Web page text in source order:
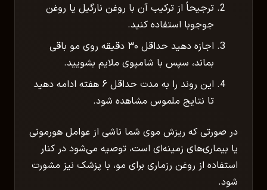
ترجیحاً از ترکیب آن با روغن نارگیل یا روغن
جوجوبا استفاده کنید.
اجازه دهید حداقل ۳۰ دقیقه روی مو باقی
بماند، سپس با شامپوی ملایم بشویید.
این روند را به مدت حداقل ۶ هفته ادامه دهید
تا نتایج ملموس مشاهده شود.
در صورتی که ریزش موی شما ناشی از عوامل هورمونی
یا بیماری‌های زمینه‌ای است، توصیه می‌شود در کنار
استفاده از روغن رزماری برای مو، با پزشک نیز مشورت
شود.